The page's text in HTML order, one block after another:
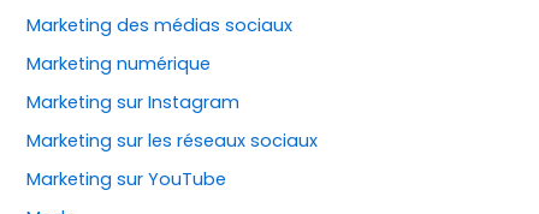
Marketing des médias sociaux
Marketing numérique
Marketing sur Instagram
Marketing sur les réseaux sociaux
Marketing sur YouTube